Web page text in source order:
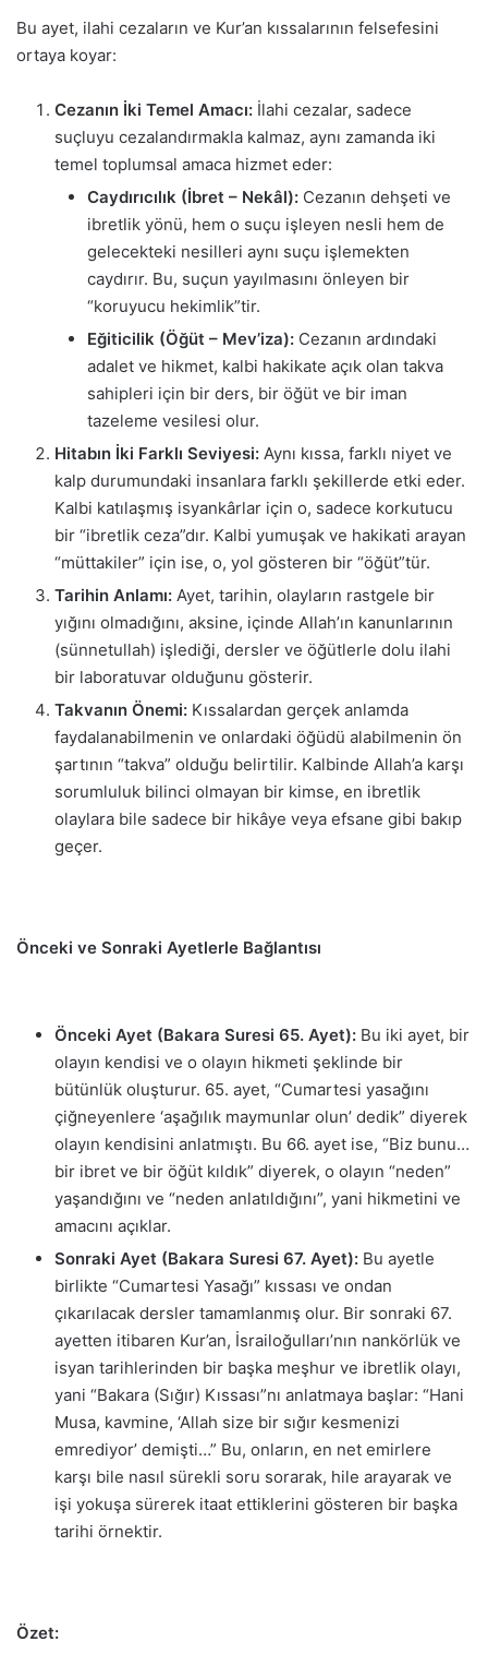
Bu ayet, ilahi cezaların ve Kur’an kıssalarının felsefesini
ortaya koyar:
Cezanın İki Temel Amacı: İlahi cezalar, sadece
suçluyu cezalandırmakla kalmaz, aynı zamanda iki
temel toplumsal amaca hizmet eder:
Caydırıcılık (İbret – Nekâl): Cezanın dehşeti ve
ibretlik yönü, hem o suçu işleyen nesli hem de
gelecekteki nesilleri aynı suçu işlemekten
caydırır. Bu, suçun yayılmasını önleyen bir
“koruyucu hekimlik”tir.
Eğiticilik (Öğüt – Mev’iza): Cezanın ardındaki
adalet ve hikmet, kalbi hakikate açık olan takva
sahipleri için bir ders, bir öğüt ve bir iman
tazeleme vesilesi olur.
Hitabın İki Farklı Seviyesi: Aynı kıssa, farklı niyet ve
kalp durumundaki insanlara farklı şekillerde etki eder.
Kalbi katılaşmış isyankârlar için o, sadece korkutucu
bir “ibretlik ceza”dır. Kalbi yumuşak ve hakikati arayan
“müttakiler” için ise, o, yol gösteren bir “öğüt”tür.
Tarihin Anlamı: Ayet, tarihin, olayların rastgele bir
yığını olmadığını, aksine, içinde Allah’ın kanunlarının
(sünnetullah) işlediği, dersler ve öğütlerle dolu ilahi
bir laboratuvar olduğunu gösterir.
Takvanın Önemi: Kıssalardan gerçek anlamda
faydalanabilmenin ve onlardaki öğüdü alabilmenin ön
şartının “takva” olduğu belirtilir. Kalbinde Allah’a karşı
sorumluluk bilinci olmayan bir kimse, en ibretlik
olaylara bile sadece bir hikâye veya efsane gibi bakıp
geçer.
Önceki ve Sonraki Ayetlerle Bağlantısı
Önceki Ayet (Bakara Suresi 65. Ayet): Bu iki ayet, bir
olayın kendisi ve o olayın hikmeti şeklinde bir
bütünlük oluşturur. 65. ayet, “Cumartesi yasağını
çiğneyenlere ‘aşağılık maymunlar olun’ dedik” diyerek
olayın kendisini anlatmıştı. Bu 66. ayet ise, “Biz bunu…
bir ibret ve bir öğüt kıldık” diyerek, o olayın “neden”
yaşandığını ve “neden anlatıldığını”, yani hikmetini ve
amacını açıklar.
Sonraki Ayet (Bakara Suresi 67. Ayet): Bu ayetle
birlikte “Cumartesi Yasağı” kıssası ve ondan
çıkarılacak dersler tamamlanmış olur. Bir sonraki 67.
ayetten itibaren Kur’an, İsrailoğulları’nın nankörlük ve
isyan tarihlerinden bir başka meşhur ve ibretlik olayı,
yani “Bakara (Sığır) Kıssası”nı anlatmaya başlar: “Hani
Musa, kavmine, ‘Allah size bir sığır kesmenizi
emrediyor’ demişti…” Bu, onların, en net emirlere
karşı bile nasıl sürekli soru sorarak, hile arayarak ve
işi yokuşa sürerek itaat ettiklerini gösteren bir başka
tarihi örnektir.
Özet: